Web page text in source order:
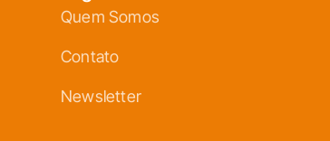
Quem Somos
Contato
Newsletter